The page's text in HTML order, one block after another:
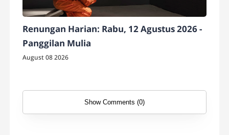
Renungan Harian: Rabu, 12 Agustus 2026 -
Panggilan Mulia
August 08 2026
Show Comments (0)